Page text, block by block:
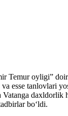
Temur oyligi”
esse tanlovlari
daxldorlik
bo‘ldi.